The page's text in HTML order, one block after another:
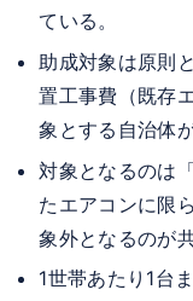
ている。
助成対象は原則
置工事費（既存
象とする自治体
対象となるのは
たエアコンに限
象外となるのが
1世帯あたり1台